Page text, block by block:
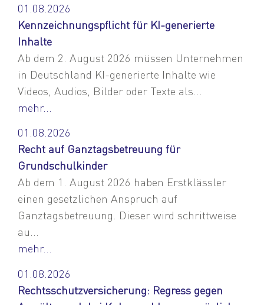
01.08.2026
Kennzeichnungspflicht für KI-generierte
Inhalte
Ab dem 2. August 2026 müssen Unternehmen
in Deutschland KI-generierte Inhalte wie
Videos, Audios, Bilder oder Texte als...
mehr...
01.08.2026
Recht auf Ganztagsbetreuung für
Grundschulkinder
Ab dem 1. August 2026 haben Erstklässler
einen gesetzlichen Anspruch auf
Ganztagsbetreuung. Dieser wird schrittweise
au...
mehr...
01.08.2026
Rechtsschutzversicherung: Regress gegen